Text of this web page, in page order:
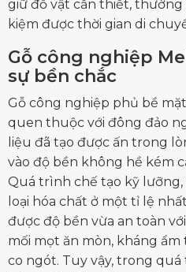
giữ đồ vật cần thiết,
kiệm được thời gian di
Gỗ công nghiệp
sự bền chắc
Gỗ công nghiệp phủ bề
quen thuộc với đông đảo
liệu đã tạo được ấn trong
vào độ bền không hề kém
Quá trình chế tạo kỹ lưỡng,
loại hóa chất ở một tỉ lệ
được độ bền vừa an toàn
mối mọt ăn mòn, kháng
co ngót. Tuy vậy, trong